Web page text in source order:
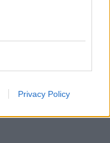
Privacy Policy